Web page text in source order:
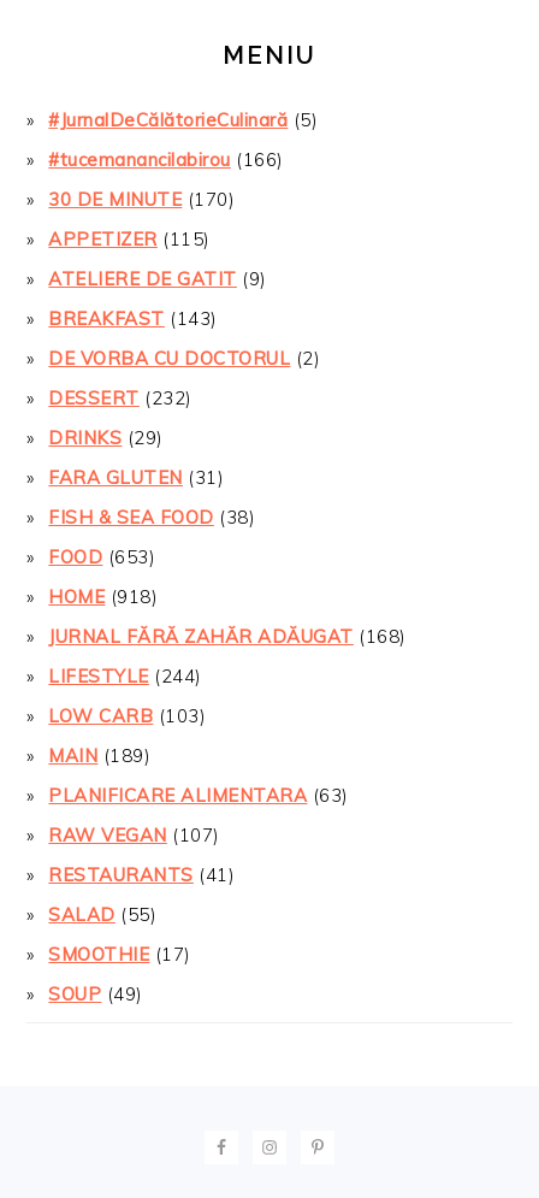
MENIU
#JurnalDeCălătorieCulinară (5)
#tucemanancilabirou (166)
30 DE MINUTE(170)
APPETIZER(115)
ATELIERE DE GATIT (9)
BREAKFAST (143)
DE VORBA CU DOCTORUL (2)
DESSERT (232)
DRINKS (29)
FARA GLUTEN (31)
FISH & SEA FOOD (38)
FOOD (653)
HOME(918)
JURNAL FĂRĂ ZAHĂR ADĂUGAT (168)
LIFESTYLE(244)
LOW CARB (103)
MAIN (189)
PLANIFICARE ALIMENTARA(63)
RAW VEGAN (107)
RESTAURANTS (41)
SALAD (55)
SMOOTHIE(17)
SOUP (49)